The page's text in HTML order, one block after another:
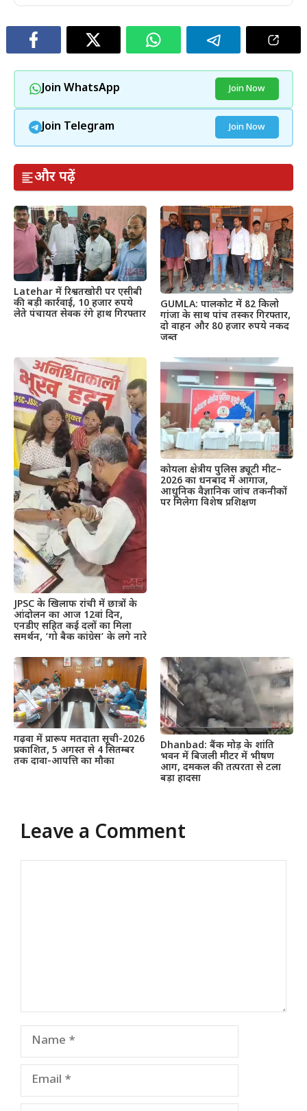
Join WhatsApp Join Now
Join Telegram Join Now
और पढ़ें
Latehar में रिश्वतखोरी पर एसीबी
की बड़ी कार्रवाई, 10 हजार रुपये
लेते पंचायत सेवक रंगे हाथ गिरफ्तार
GUMLA: पालकोट में 82 किलो
गांजा के साथ पांच तस्कर गिरफ्तार,
दो वाहन और 80 हजार रुपये नकद
जब्त
JPSC के खिलाफ रांची में छात्रों के
आंदोलन का आज 12वां दिन,
एनडीए सहित कई दलों का मिला
समर्थन, ‘गो बैक कांग्रेस’ के लगे नारे
कोयला क्षेत्रीय पुलिस ड्यूटी मीट–
2026 का धनबाद में आगाज,
आधुनिक वैज्ञानिक जांच तकनीकों
पर मिलेगा विशेष प्रशिक्षण
गढ़वा में प्रारूप मतदाता सूची-2026
प्रकाशित, 5 अगस्त से 4 सितम्बर
तक दावा-आपत्ति का मौका
Dhanbad: बैंक मोड़ के शांति
भवन में बिजली मीटर में भीषण
आग, दमकल की तत्परता से टला
बड़ा हादसा
Leave a Comment
Name
Email